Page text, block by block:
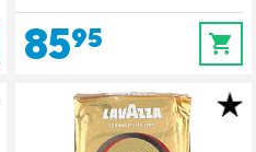
85,95 0